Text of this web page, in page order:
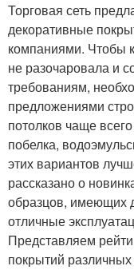
Торговая сеть
декоративные
компаниями. Чтобы
не разочаровала и
требованиям,
предложениями
потолков чаще
побелка,
этих вариантов
рассказано о
образцов, имеющих
отличные
Представляем
покрытий